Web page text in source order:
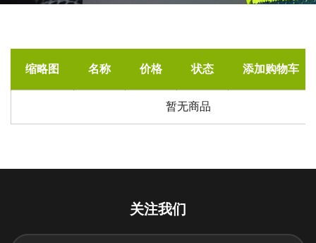
缩略图 名称 价格 状态 添加购物车
暂无商品
关注我们